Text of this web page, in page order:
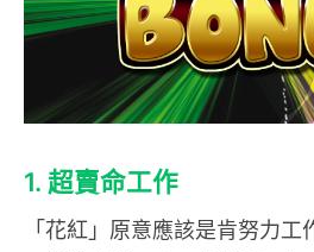
1. 超賣命工作
「花紅」原意應該是肯努力